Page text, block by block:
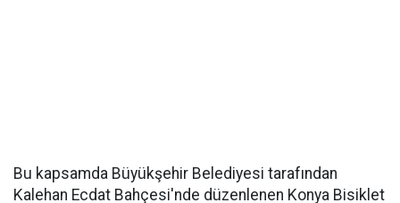
Bu kapsamda Büyükşehir Belediyesi tarafından
Kalehan Ecdat Bahçesi'nde düzenlenen Konya Bisiklet